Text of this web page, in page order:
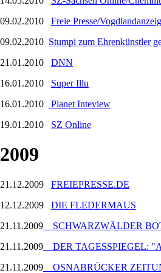
09.02.2010 Freie Presse/
09.02.2010 Stumpi zum Ehrenkünstler
21.01.2010 DNN
16.01.2010 Super Illu
16.01.2010
Planet Inteview
19.01.2010 SZ Online
2009
21.12.2009 FREIEPRESSE.DE
12.12.2009 DIE FLEDERMAUS
21.11.2009
SCHWARZWÄLDER
21.11.2009
DER TAGESSPIEGEL:
21.11.2009
OSNABRÜCKER